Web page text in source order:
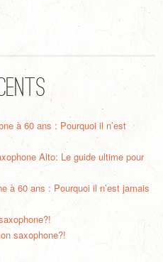
à 60 ans : Pourquoi il n’est
Alto: Le guide ultime pour
à 60 ans : Pourquoi il n’est jamais
saxophone?!